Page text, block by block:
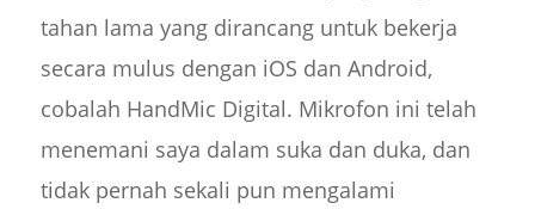
tahan lama yang dirancang untuk bekerja
secara mulus dengan iOS dan Android,
cobalah HandMic Digital. Mikrofon ini telah
menemani saya dalam suka dan duka, dan
tidak pernah sekali pun mengalami